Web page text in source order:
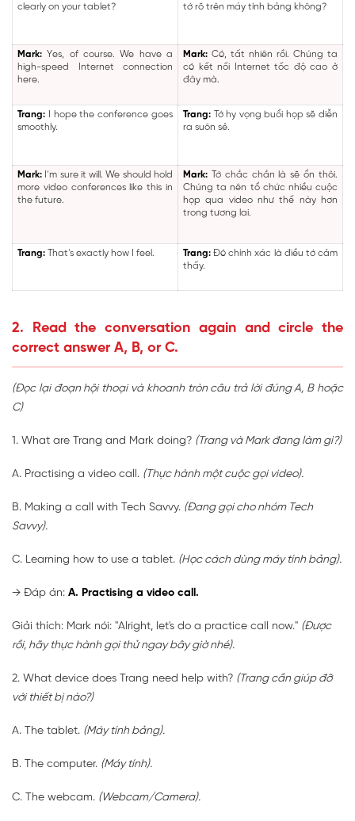
clearly on your tablet?
tớ rõ trên máy tính bảng không?
Mark:Yes, of course. We have a
high-speed Internet connection
here.
Mark: Có, tất nhiên rồi. Chúng ta
có kết nối Internet tốc độ cao ở
đây mà.
Trang:
I hope the conference goes
smoothly.
Trang: Tớ hy vọng buổi họp sẽ diễn
ra suôn sẻ.
Mark: I’m sure it will. We should hold
more video conferences like this in
the future.
Mark: Tớ chắc chắn là sẽ ổn thôi.
Chúng ta nên tổ chức nhiều cuộc
họp qua video như thế này hơn
trong tương lai.
Trang: That’s exactly how I feel. Trang: Đó chính xác là điều tớ cảm
thấy.
2. Read the conversation again and circle the
correct answer A, B, or C.
(Đọc lại đoạn hội thoại và khoanh tròn câu trả lời đúng A, B hoặc
C)
1. What are Trang and Mark doing? (Trang và Mark đang làm gì?)
A. Practising a video call. (Thực hành một cuộc gọi video).
B. Making a call with Tech Savvy. (Đang gọi cho nhóm Tech
Savvy).
C. Learning how to use a tablet. (Học cách dùng máy tính bảng).
→ Đáp án: A. Practising a video call.
Giải thích: Mark nói: "Alright, let's do a practice call now." (Được
rồi, hãy thực hành gọi thử ngay bây giờ nhé).
2. What device does Trang need help with? (Trang cần giúp đỡ
với thiết bị nào?)
A. The tablet. (Máy tính bảng).
B. The computer. (Máy tính).
C. The webcam. (Webcam/Camera).